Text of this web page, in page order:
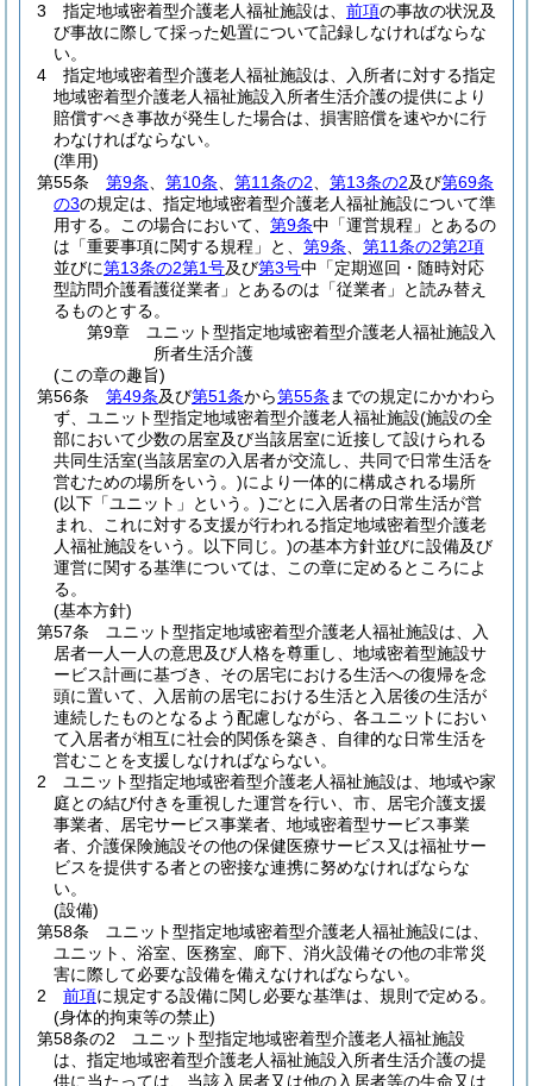
3
指定地域密着型介護老人福祉施設は、 前項の事故の状況及
び事故に際して採った処置について記録しなければならな
い。
4
指定地域密着型介護老人福祉施設は、入所者に対する指定
地域密着型介護老人福祉施設入所者生活介護の提供により
賠償すべき事故が発生した場合は、損害賠償を速やかに行
わなければならない。
(準用)
第55条
第9条 第10条 第11条の2 第13条の2及び第69条
の3の規定は、指定地域密着型介護老人福祉施設について準
用する。
この場合において、 第9条中「運営規程」とあるの
は「重要事項に関する規程」と、 第9条
第11条の2第2項
並びに第13条の2第1号及び第3号中「定期巡回・随時対応
型訪問介護看護従業者」とあるのは「従業者」と読み替え
るものとする。
第9章
ユニット型指定地域密着型介護老人福祉施設入
所者生活介護
(この章の趣旨)
第56条
第49条及び第51条から第55条 までの規定にかかわら
ず、ユニット型指定地域密着型介護老人福祉施設(施設の全
部において少数の居室及び当該居室に近接して設けられる
共同生活室(当該居室の入居者が交流し、共同で日常生活を
営むための場所をいう。)により一体的に構成される場所
(以下「ユニット」という。)ごとに入居者の日常生活が営
まれ、これに対する支援が行われる指定地域密着型介護老
人福祉施設をいう。以下同じ。)の基本方針並びに設備及び
運営に関する基準については、この章に定めるところによ
る。
(基本方針)
第57条
ユニット型指定地域密着型介護老人福祉施設は、入
居者一人一人の意思及び人格を尊重し、地域密着型施設サ
ービス計画に基づき、その居宅における生活への復帰を念
頭に置いて、入居前の居宅における生活と入居後の生活が
連続したものとなるよう配慮しながら、各ユニットにおい
て入居者が相互に社会的関係を築き、自律的な日常生活を
営むことを支援しなければならない。
2
ユニット型指定地域密着型介護老人福祉施設は、地域や家
庭との結び付きを重視した運営を行い、市、居宅介護支援
事業者、居宅サービス事業者、地域密着型サービス事業
者、介護保険施設その他の保健医療サービス又は福祉サー
ビスを提供する者との密接な連携に努めなければならな
い。
(設備)
第58条
ユニット型指定地域密着型介護老人福祉施設には、
ユニット、浴室、医務室、廊下、消火設備その他の非常災
害に際して必要な設備を備えなければならない。
2
前項に規定する設備に関し必要な基準は、規則で定める。
(身体的拘束等の禁止)
第58条の2
ユニット型指定地域密着型介護老人福祉施設
は、指定地域密着型介護老人福祉施設入所者生活介護の提
供に当たっては、当該入居者又は他の入居者等の生命又は